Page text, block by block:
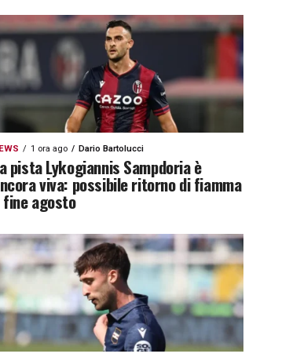
1 ora ago Dario Bartolucci
pista Lykogiannis Sampdoria è
viva: possibile ritorno di fiamma
fine agosto